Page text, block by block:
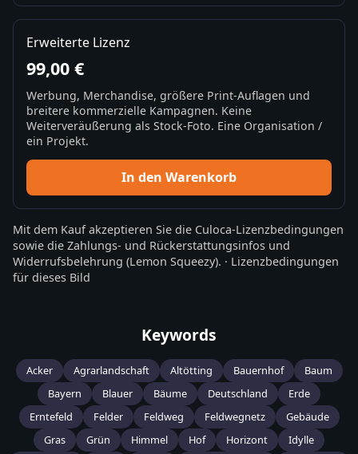
Erweiterte Lizenz
99,00 €
Werbung, Merchandise, größere Print-Auflagen und
breitere kommerzielle Kampagnen. Keine
Weiterveräußerung als Stock-Foto. Eine Organisation /
ein Projekt.
In den Warenkorb
Mit dem Kauf akzeptieren Sie die Culoca-Lizenzbedingungen
sowie die Zahlungs- und Rückerstattungsinfos und
Widerrufsbelehrung (Lemon Squeezy). · Lizenzbedingungen
für dieses Bild
Keywords
Acker Agrarlandschaft Altötting Bauernhof
Baum
Bayern
Blauer Bäume Deutschland
Erde
Erntefeld
Felder Feldweg Feldwegnetz
Gebäude
Gras
Grün Himmel Hof Horizont
Idylle